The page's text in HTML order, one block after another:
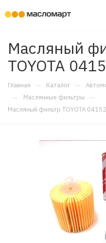
Масляный
TOYOTA
Главная — Каталог —
— Маслянные фильтры —
Масляный фильтр TOYOTA